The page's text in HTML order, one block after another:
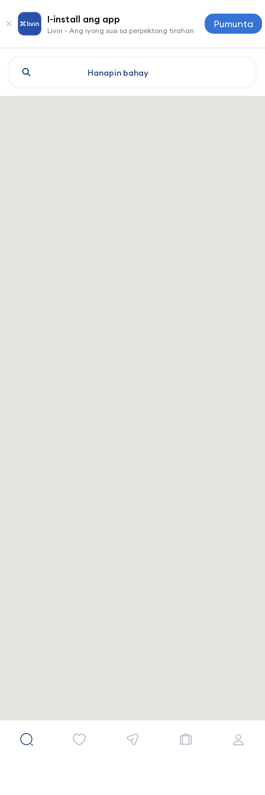
I-install ang app
Livin - Ang iyong susi sa perpektong tirahan
Pumunta
Hanapin bahay
Odesa: mga hotel at tirahan